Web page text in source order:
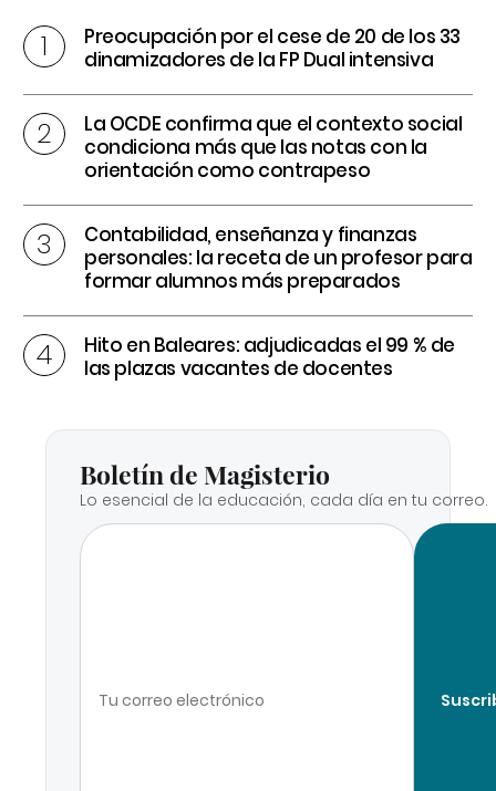
Preocupación por el cese de 20 de los 33
dinamizadores de la FP Dual intensiva
La OCDE confirma que el contexto social
condiciona más que las notas con la
orientación como contrapeso
Contabilidad, enseñanza y finanzas
personales: la receta de un profesor para
formar alumnos más preparados
Hito en Baleares: adjudicadas el 99 % de
las plazas vacantes de docentes
Boletín de Magisterio
Lo esencial de la educación, cada día en tu correo.